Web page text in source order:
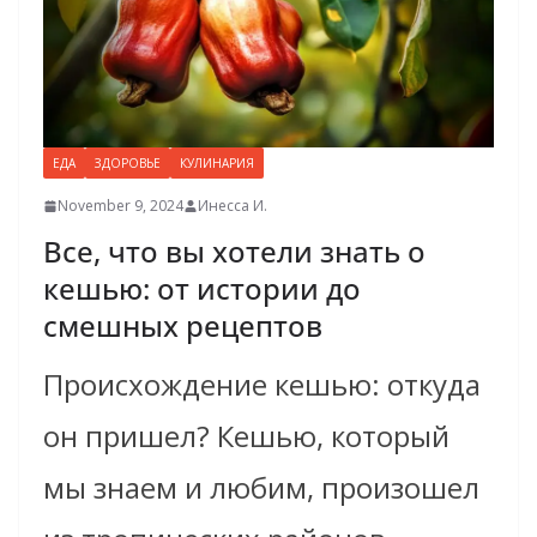
ЕДА ЗДОРОВЬЕ КУЛИНАРИЯ
November 9, 2024 Инесса И.
Все, что вы хотели знать о
кешью: от истории до
смешных рецептов
Происхождение кешью: откуда
он пришел? Кешью, который
мы знаем и любим, произошел